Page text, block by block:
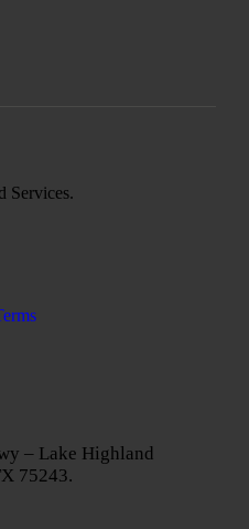
Services.
– Lake Highland
75243.